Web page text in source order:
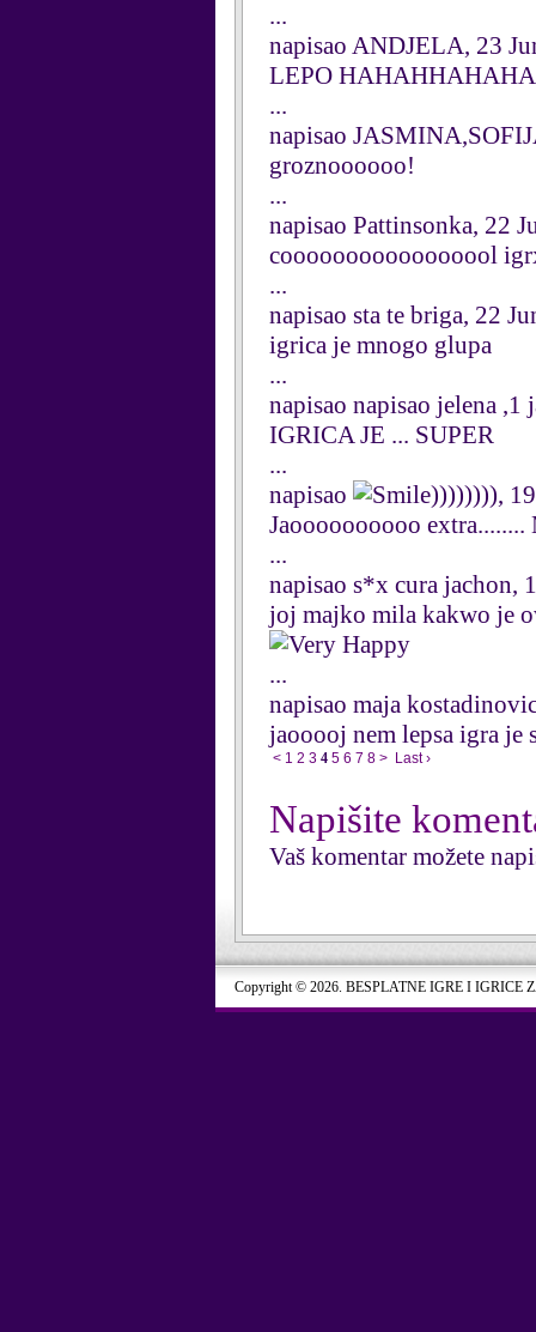
...
napisao ANDJELA, 23
LEPO
...
napisao
groznoooooo!
...
napisao Pattinsonka, 22
cooooooooooooooool
...
napisao sta te briga, 22
igrica je mnogo glupa
...
napisao napisao jelena ,1
IGRICA JE ... SUPER
...
napisao
)))))))),
Jaoooooooooo
...
napisao s*x cura jachon,
joj majko mila kakwo je
...
napisao maja
jaooooj nem lepsa igra
< 1 2 3 4 5 6 7 8 > Last ›
Napišite
Vaš komentar možete
Copyright © 2026. BESPLATNE IGRE I IGRICE